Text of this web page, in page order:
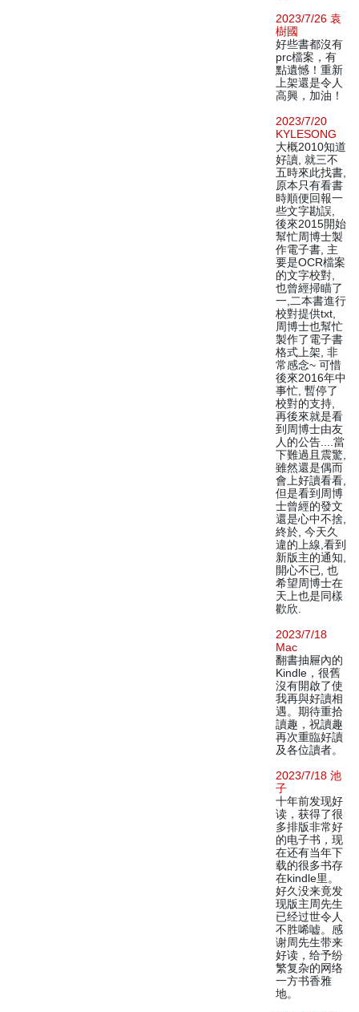
2023/7/26 袁
樹國
好些書都沒有
prc檔案，有
點遺憾！重新
上架還是令人
高興，加油！
2023/7/20
KYLESONG
大概2010知道
好讀, 就三不
五時來此找書,
原本只有看書
時順便回報一
些文字勘誤,
後來2015開始
幫忙周博士製
作電子書, 主
要是OCR檔案
的文字校對,
也曾經掃瞄了
一,二本書進行
校對提供txt,
周博士也幫忙
製作了電子書
格式上架, 非
常感念~ 可惜
後來2016年中
事忙, 暫停了
校對的支持,
再後來就是看
到周博士由友
人的公告....當
下難過且震驚,
雖然還是偶而
會上好讀看看,
但是看到周博
士曾經的發文
還是心中不捨,
終於, 今天久
違的上線,看到
新版主的通知,
開心不已, 也
希望周博士在
天上也是同樣
歡欣.
2023/7/18
Mac
翻書抽屜內的
Kindle，很舊
沒有開啟了使
我再與好讀相
遇。期待重拾
讀趣，祝讀趣
再次重臨好讀
及各位讀者。
2023/7/18 池
子
十年前发现好
读，获得了很
多排版非常好
的电子书，现
在还有当年下
载的很多书存
在kindle里。
好久没来竟发
现版主周先生
已经过世令人
不胜唏嘘。感
谢周先生带来
好读，给予纷
繁复杂的网络
一方书香雅
地。